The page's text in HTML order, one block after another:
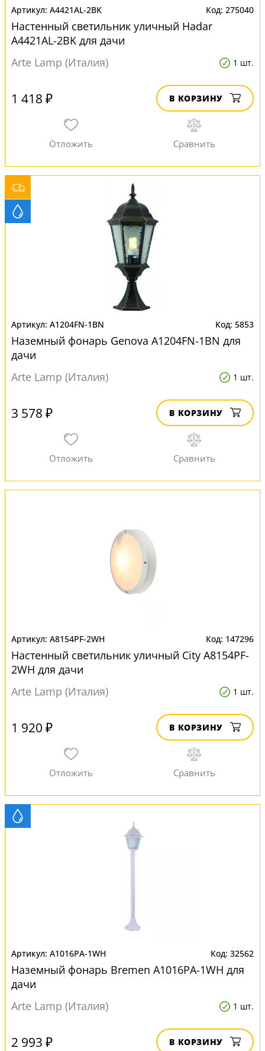
A4421AL-2BK 275040
Настенный светильник уличный Hadar
A4421AL-2BK для дачи
Arte Lamp (Италия)
1 шт.
1 418 ₽ В КОРЗИНУ
A1204FN-1BN 5853
Наземный фонарь Genova A1204FN-1BN для
дачи
Arte Lamp (Италия)
1 шт.
3 578 ₽ В КОРЗИНУ
A8154PF-2WH 147296
Настенный светильник уличный City A8154PF-
2WH для дачи
Arte Lamp (Италия)
1 шт.
1 920 ₽ В КОРЗИНУ
A1016PA-1WH 32562
Наземный фонарь Bremen A1016PA-1WH для
дачи
Arte Lamp (Италия)
1 шт.
2 993 ₽ В КОРЗИНУ